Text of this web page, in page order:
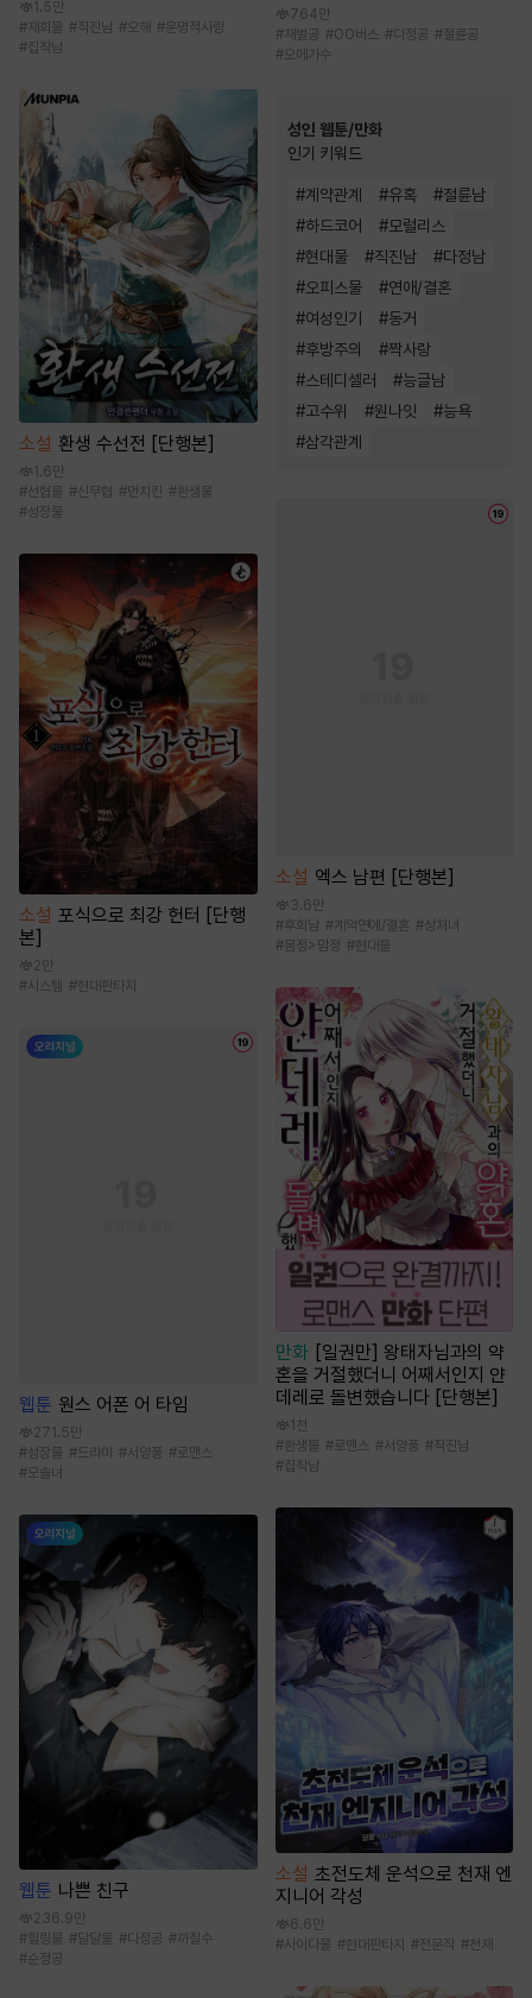
1.5만
# 재회물 #직진남 #오해 #운명적사랑
#집착남
소설 환생 수선전 [단행본]
1.6만
#선협물 #신무협 #먼치킨 # 환생물
#성장물
소설 포식으로 최강 헌터 [단행
본]
2만
#시스템 #현대판타지
웹툰 원스 어폰 어 타임
271.5만
#성장물 #드라마 #서양풍 #로맨스
#모솔녀
웹툰 나쁜 친구
236.9만
# 힐링물 #달달물 #다정공 #까칠수
#순정공
764만
#재벌공 #OO버스 #다정공 #절륜공
#오메가수
성인 웹툰/만화
인기 키워드
#계약관계 #유혹 #절륜남
#하드코어 #모럴리스
#현대물 #직진남 #다정남
#오피스물 #연애/결혼
#여성인기 #동거
#후방주의 #짝사랑
#스테디셀러 #능글남
#고수위 #원나잇 #능욕
#삼각관계
소설 엑스 남편 [단행본]
3.6만
#후회남 #계약연애/결혼 #상처녀
#몸정>맘정 #현대물
만화 [일권만] 왕태자님과의 약
혼을 거절했더니 어째서인지 얀
데레로 돌변했습니다 [단행본]
1천
#환생물 #로맨스 #서양풍 #직진남
#집착남
소설 초전도체 운석으로 천재 엔
지니어 각성
6.6만
#사이다물 #현대판타지 #전문직 #천재